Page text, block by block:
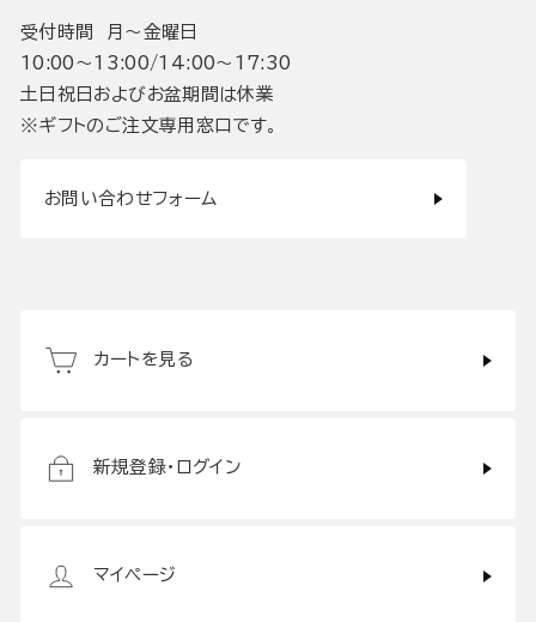
受付時間 月〜金曜日
10:00〜13:00/14:00〜17:30
土日祝日およびお盆期間は休業
※ギフトのご注文専用窓口です。
お問い合わせフォーム
カートを見る
新規登録・ログイン
マイページ